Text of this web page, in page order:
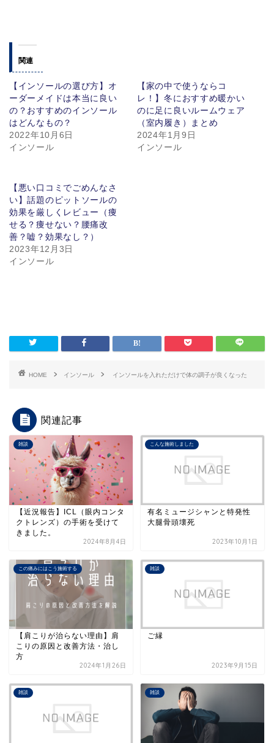
関連
【インソールの選び方】オ
ーダーメイドは本当に良い
の？おすすめのインソール
はどんなもの？
2022年10月6日
インソール
【家の中で使うならコ
レ！】冬におすすめ暖かい
のに足に良いルームウェア
（室内履き）まとめ
2024年1月9日
インソール
【悪い口コミでごめんなさ
い】話題のピットソールの
効果を厳しくレビュー（痩
せる？痩せない？腰痛改
善？嘘？効果なし？）
2023年12月3日
インソール
HOME インソール インソールを入れただけで体の調子が良くなった
関連記事
雑談
【近況報告】ICL（眼内コンタ
クトレンズ）の手術を受けて
きました。
2024年8月4日
こんな施術しました
有名ミュージシャンと特発性
大腿骨頭壊死
2023年10月1日
この痛みにはこう施術する
【肩こりが治らない理由】肩
こりの原因と改善方法・治し
方
2024年1月26日
雑談
ご縁
2023年9月15日
雑談 雑談